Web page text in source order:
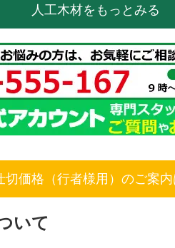
人工木材をもっとみる
切価格（行者様用）のご案
いて